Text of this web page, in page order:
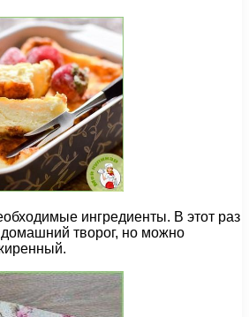
ингредиенты. В этот раз
творог, но можно